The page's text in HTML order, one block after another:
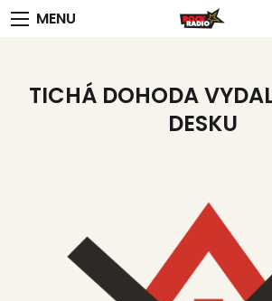
MENU
TICHÁ DOHODA
DESKU